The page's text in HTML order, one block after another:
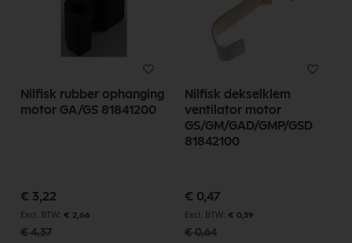
Nilfisk rubber ophanging
motor GA/GS 81841200
Speciale
prijs
€ 3,22
€ 2,66
€ 4,37
Nilfisk dekselklem
ventilator motor
GS/GM/GAD/GMP/GSD
81842100
Speciale
prijs
€ 0,47
€ 0,39
€ 0,64